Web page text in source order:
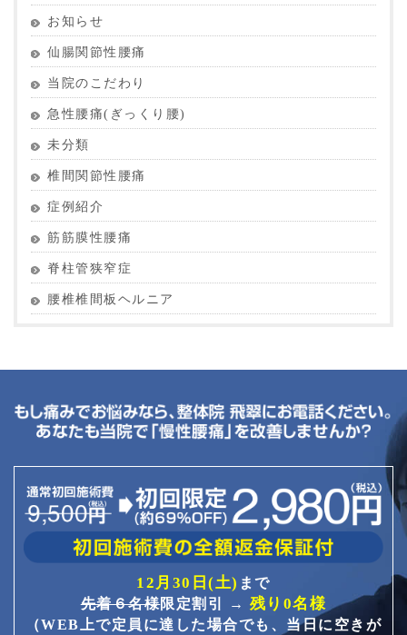
お知らせ
仙腸関節性腰痛
当院のこだわり
急性腰痛(ぎっくり腰)
未分類
椎間関節性腰痛
症例紹介
筋筋膜性腰痛
脊柱管狭窄症
腰椎椎間板ヘルニア
12月30日(土) まで
先着６名様限定割引 → 残り0名様
（WEB上で定員に達した場合でも、当日に空きが